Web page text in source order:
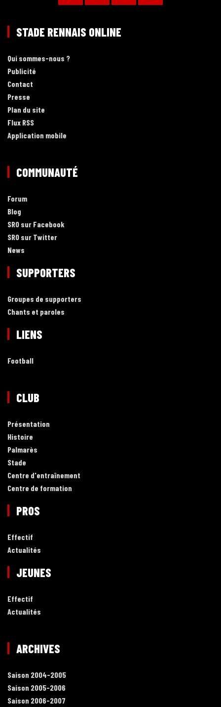
STADE RENNAIS ONLINE
Qui sommes-nous ?
Publicité
Contact
Presse
Plan du site
Flux RSS
Application mobile
COMMUNAUTÉ
Forum
Blog
SRO sur Facebook
SRO sur Twitter
News
SUPPORTERS
Groupes de supporters
Chants et paroles
LIENS
Football
CLUB
Présentation
Histoire
Palmarès
Stade
Centre d'entraînement
Centre de formation
PROS
Effectif
Actualités
JEUNES
Effectif
Actualités
ARCHIVES
Saison 2004-2005
Saison 2005-2006
Saison 2006-2007